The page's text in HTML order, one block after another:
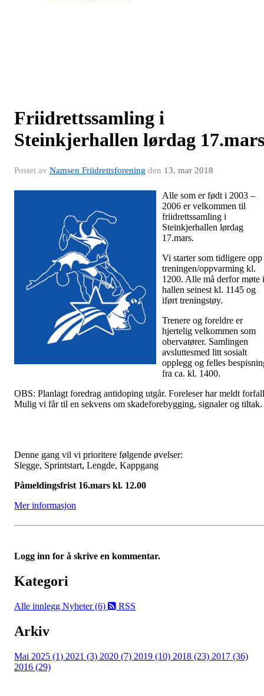
Friidrettssamling i
Steinkjerhallen lørdag 17.mars
Postet av Namsen Friidrettsforening den 13. mar 2018
Alle som er født i 2003 –
2006 er velkommen til
friidrettssamling i
Steinkjerhallen lørdag
17.mars.
Vi starter som tidligere opp
treningen/oppvarming kl.
1200. Alle må derfor møte i
hallen seinest kl. 1145 og
iført treningstøy.
Trenere og foreldre er
hjertelig velkommen som
obervatører. Samlingen
avsluttesmed litt sosialt
opplegg og felles
fra ca. kl. 1400.
OBS: Planlagt foredrag antidoping utgår. Foreleser har meldt
Mulig vi får til en sekvens om skadeforebygging, signaler og tiltak.
Denne gang vil vi prioritere følgende øvelser:
Slegge, Sprintstart, Lengde, Kappgang
Påmeldingsfrist 16.mars kl. 12.00
Mer informasjon
Logg inn for å skrive en kommentar.
Kategori
Alle innlegg Nyheter (6) RSS
Arkiv
Mai 2025 (1) 2021 (3) 2020 (7) 2019 (10) 2018 (23) 2017 (36)
2016 (29)